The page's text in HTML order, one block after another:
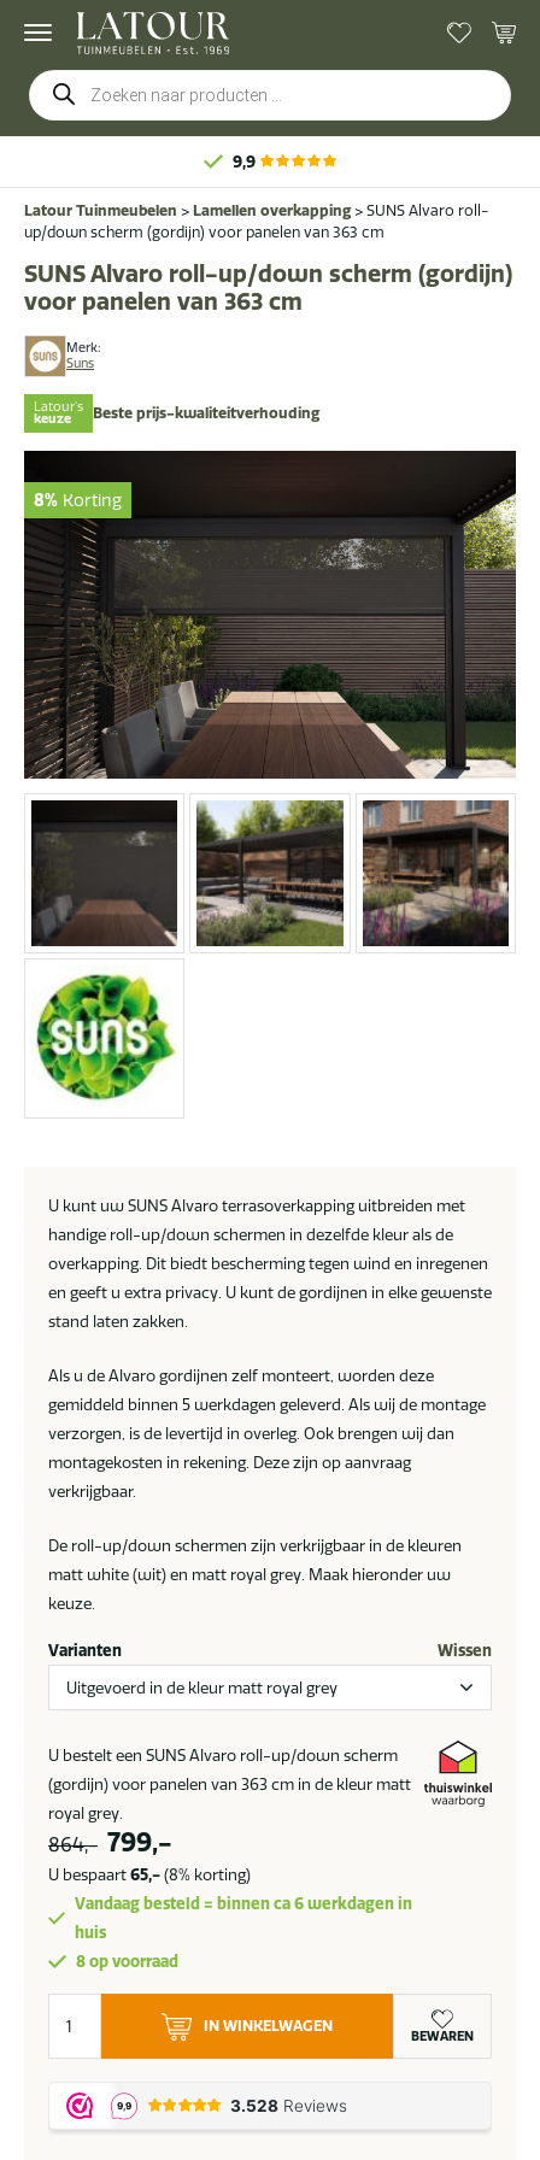
Producten
zoeken
9,9
Latour Tuinmeubelen > Lamellen overkapping> SUNS Alvaro roll-
up/down scherm (gordijn) voor panelen van 363 cm
Merk:
Suns
SUNS Alvaro roll-up/down scherm (gordijn)
voor panelen van 363 cm
Latour's
keuze Beste prijs-kwaliteitverhouding
8% Korting
U kunt uw SUNS Alvaro terrasoverkapping uitbreiden met
handige roll-up/down schermen in dezelfde kleur als de
overkapping. Dit biedt bescherming tegen wind en inregenen
en geeft u extra privacy. U kunt de gordijnen in elke gewenste
stand laten zakken.
Als u de Alvaro gordijnen zelf monteert, worden deze
gemiddeld binnen 5 werkdagen geleverd. Als wij de montage
verzorgen, is de levertijd in overleg. Ook brengen wij dan
montagekosten in rekening. Deze zijn op aanvraag
verkrijgbaar.
De roll-up/down schermen zijn verkrijgbaar in de kleuren
matt white (wit) en matt royal grey. Maak hieronder uw
keuze.
Varianten Wissen
U bestelt een SUNS Alvaro roll-up/down scherm
(gordijn) voor panelen van 363 cm in de kleur matt
royal grey.
864,- Oorspronkelijke
prijs
was:
799,-
prijs
is:
U bespaart65,-(8% korting)
Vandaag besteld = binnen ca 6 werkdagen in
huis
8 op voorraad
Alvaro
roll-
up/down
scherm
IN WINKELWAGEN
BEWAREN